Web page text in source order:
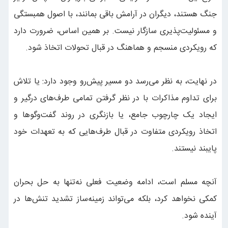
جنگ هستند، دیگران در آرامش باقی بمانند، با اصول همبستگی
و مسئولیت‌پذیری سازگار نیست. بر همین اساس، ضرورت دارد
که رویکردی منسجم و هماهنگ در قبال تحولات اتخاذ شود.
در نهایت، به نظر می‌رسد دو مسیر پیش‌رو وجود دارد: یا تلاش
برای تداوم مذاکرات با در نظر گرفتن تمامی طرف‌های درگیر و
ایجاد یک چارچوب جامع، یا بازنگری در روند گفت‌وگوها و
اتخاذ رویکردی متفاوت در قبال طرف‌هایی که به تعهدات خود
پایبند نیستند.
آنچه مسلم است، ادامه وضعیت فعلی نه‌تنها به حل بحران
کمکی نخواهد کرد، بلکه می‌تواند زمینه‌ساز تشدید تنش‌ها در
آینده شود.